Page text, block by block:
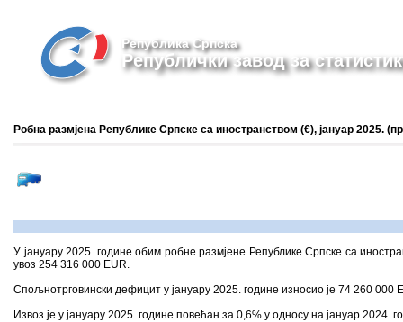
Република Српска
Републички завод за
Робна размјена Републике Српске са иностранством (€), јануар 2025.
У јануару 2025. године обим робне размјене Републике Српске са
увоз 254 316 000 ЕUR.
Спољнотрговински дефицит у јануару 2025. године износио је 74 260 000
Извоз је у јануару 2025. године повећан за 0,6% у односу на јануар 2024.